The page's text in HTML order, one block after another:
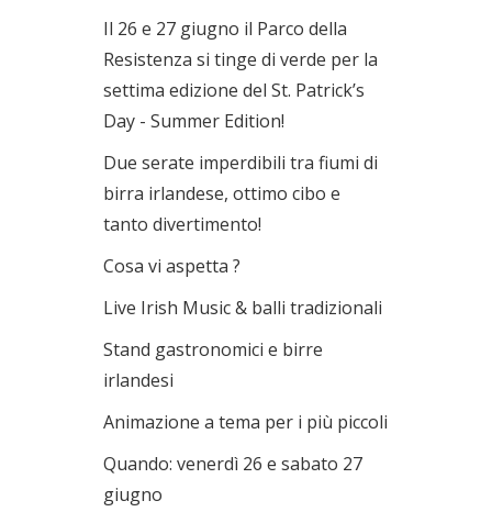
Il 26 e 27 giugno il Parco della
Resistenza si tinge di verde per la
settima edizione del St. Patrick’s
Day - Summer Edition!
Due serate imperdibili tra fiumi di
birra irlandese, ottimo cibo e
tanto divertimento!
Cosa vi aspetta ?
Live Irish Music & balli tradizionali
Stand gastronomici e birre
irlandesi
Animazione a tema per i più piccoli
Quando: venerdì 26 e sabato 27
giugno